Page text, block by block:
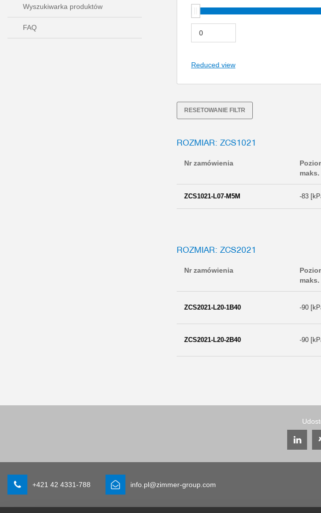
Wyszukiwarka produktów
FAQ
Reduced view
RESETOWANIE FILTR
ROZMIAR: ZCS1021
Nr zamówienia
maks.
ZCS1021-L07-M5M -83
ROZMIAR: ZCS2021
Nr zamówienia
maks.
ZCS2021-L20-1B40 -90
ZCS2021-L20-2B40 -90
+421 42 4331-788 info.pl@zimmer-group.com